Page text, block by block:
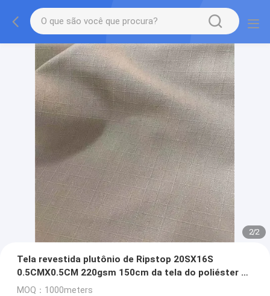
2/2
Tela revestida plutônio de Ripstop 20SX16S
0.5CMX0.5CM 220gsm 150cm da tela do poliéster do
algodão 40 do uniforme 60
MOQ：1000meters